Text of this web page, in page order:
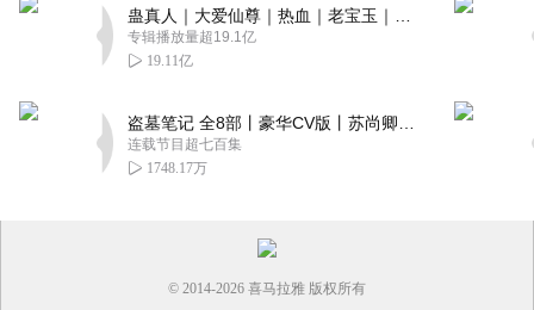
专辑播放量超19.1亿
19.11亿
连载节目超七百集
1748.17万
© 2014-2026 喜马拉雅 版权所有